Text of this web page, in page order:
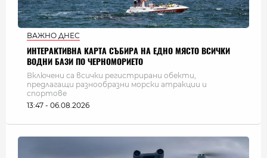
ВАЖНО ДНЕС
ИНТЕРАКТИВНА КАРТА СЪБИРА НА ЕДНО МЯСТО ВСИЧКИ
ВОДНИ БАЗИ ПО ЧЕРНОМОРИЕТО
Включени са всички регистрирани обекти,
предлагащи разнообразни морски атракции и
спортове
13:47 - 06.08.2026